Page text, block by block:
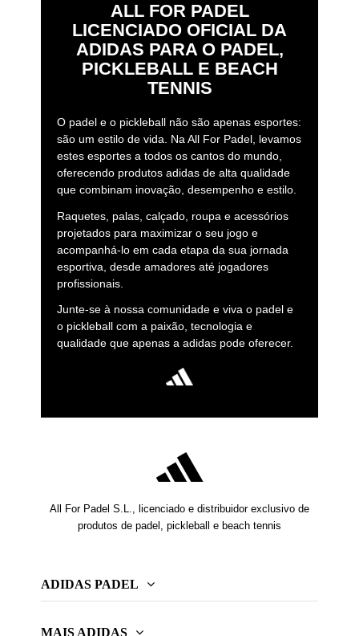
ALL FOR PADEL
LICENCIADO OFICIAL DA
ADIDAS PARA O PADEL,
PICKLEBALL E BEACH
TENNIS
O padel e o pickleball não são apenas esportes:
são um estilo de vida. Na All For Padel, levamos
estes esportes a todos os cantos do mundo,
oferecendo produtos adidas de alta qualidade
que combinam inovação, desempenho e estilo.
Raquetes, palas, calçado, roupa e acessórios
projetados para maximizar o seu jogo e
acompanhá-lo em cada etapa da sua jornada
esportiva, desde amadores até jogadores
profissionais.
Junte-se à nossa comunidade e viva o padel e
o pickleball com a paixão, tecnologia e
qualidade que apenas a adidas pode oferecer.
All For Padel S.L., licenciado e distribuidor exclusivo de
produtos de padel, pickleball e beach tennis
ADIDAS PADEL
MAIS ADIDAS